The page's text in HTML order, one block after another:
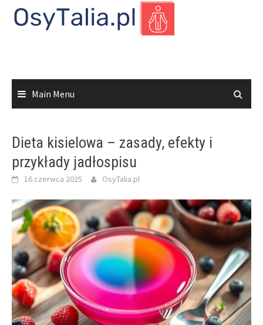
Main Menu
Dieta kisielowa – zasady, efekty i
przykłady jadłospisu
16 czerwca 2025 OsyTalia.pl